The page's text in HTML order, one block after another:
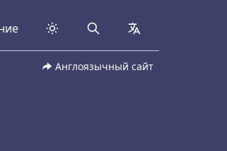
Search collapsed
Англоязычный сайт